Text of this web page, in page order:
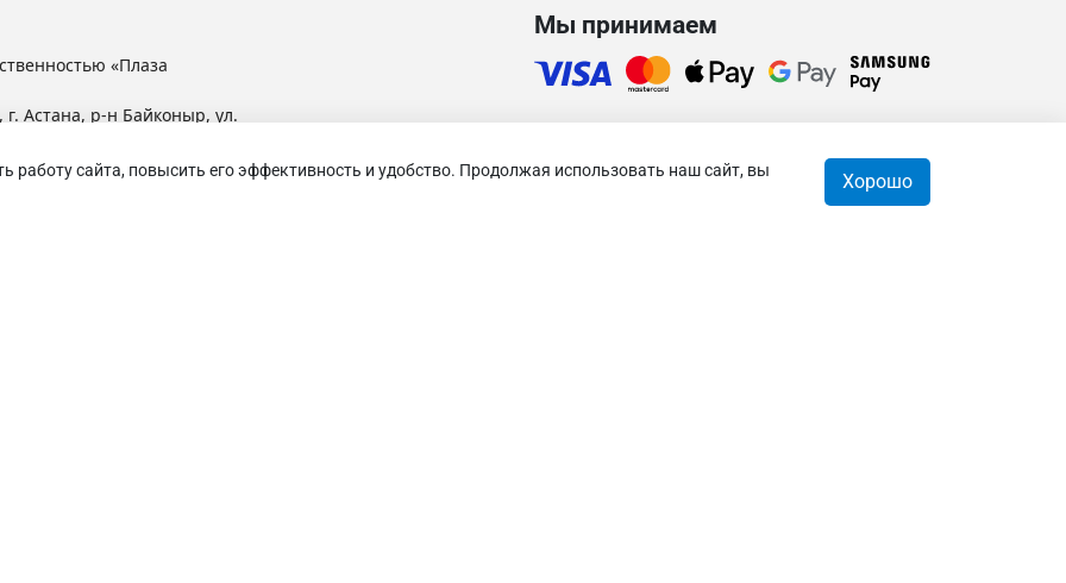
«Плаза
г. Астана, р-н Байконыр, ул.
Мы принимаем
работу сайта, повысить его эффективность и удобство. Продолжая использовать наш сайт, вы
Хорошо